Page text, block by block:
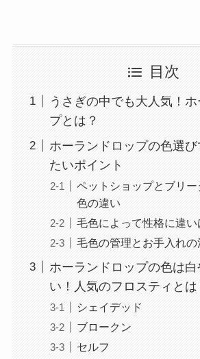
目次
うさぎの中でも大人気！
プとは？
ホーランドロップの色選び
たいポイント
ペットショップとブリ
色の違い
毛色によって性格に違い
毛色の管理とお手入れの
ホーランドロップの色は
い！人気のフロスティとは
シェイデッド
ブロークン
セルフ